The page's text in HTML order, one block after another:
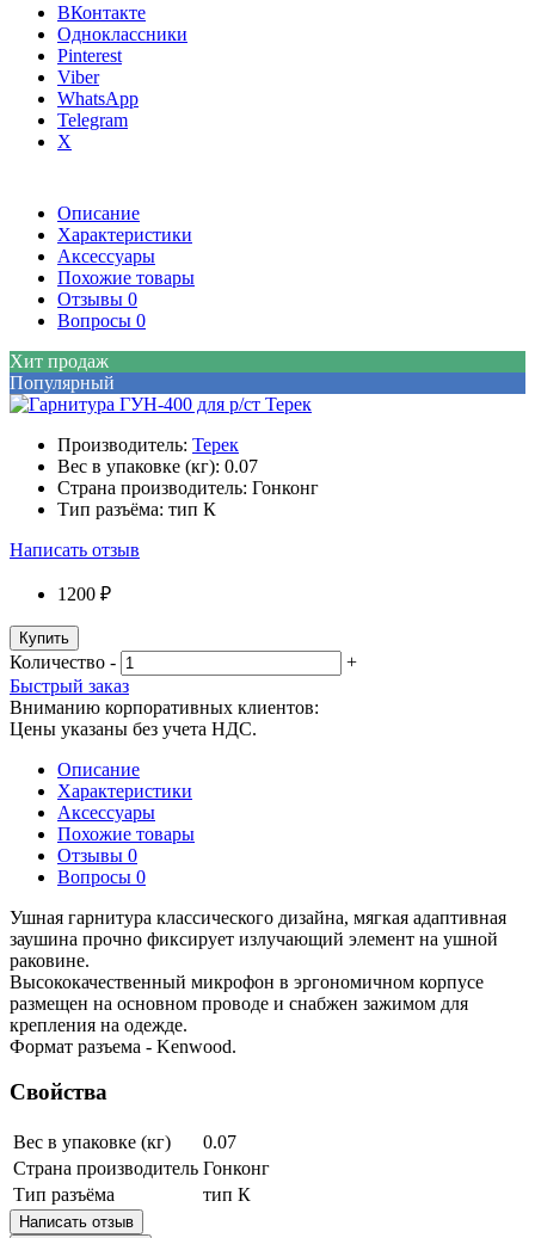
ВКонтакте
Одноклассники
Pinterest
Viber
WhatsApp
Telegram
X
Описание
Характеристики
Аксессуары
Похожие товары
Отзывы 0
Вопросы 0
Хит продаж
Популярный
Производитель: Терек
Вес в упаковке (кг): 0.07
Страна производитель: Гонконг
Тип разъёма: тип К
Написать отзыв
1200 ₽
Купить
Количество -
+
Быстрый заказ
Вниманию корпоративных клиентов:
Цены указаны без учета НДС.
Описание
Характеристики
Аксессуары
Похожие товары
Отзывы 0
Вопросы 0
Ушная гарнитура классического дизайна, мягкая адаптивная
заушина прочно фиксирует излучающий элемент на ушной
раковине.
Высококачественный микрофон в эргономичном корпусе
размещен на основном проводе и снабжен зажимом для
крепления на одежде.
Формат разъема - Kenwood.
Свойства
Вес в упаковке (кг)
0.07
Страна производитель Гонконг
Тип разъёма
тип К
Написать отзыв